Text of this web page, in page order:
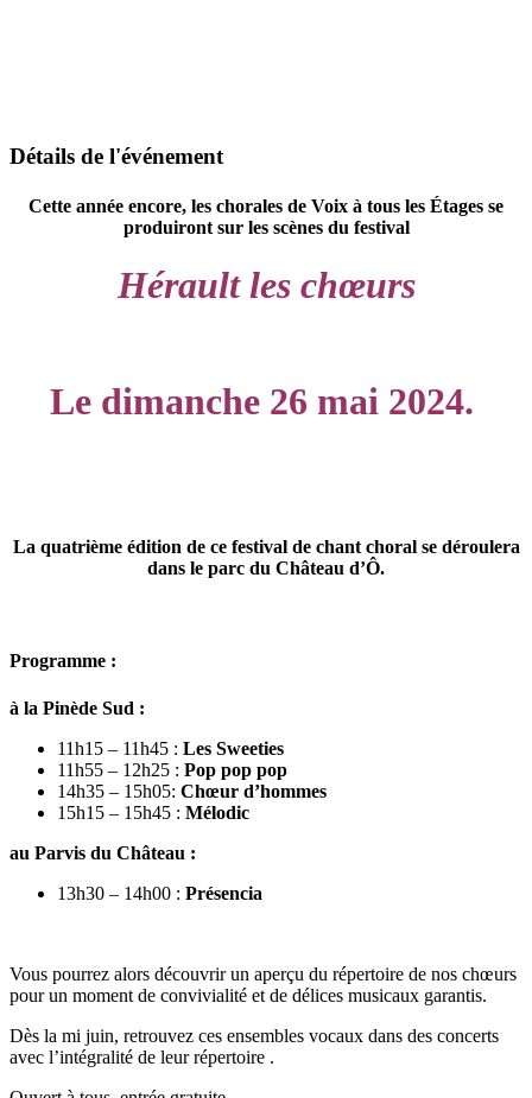
Détails de l'événement
Cette année encore, les chorales de Voix à tous les Étages se
produiront sur les scènes du festival
Hérault les chœurs
Le dimanche26 mai 2024.
La quatrième édition de ce festival de chant choral se déroulera
dans le parc du Château d’Ô.
Programme :
à la Pinède Sud :
11h15 – 11h45 : Les Sweeties
11h55 – 12h25 : Pop pop pop
14h35 – 15h05: Chœur d’hommes
15h15 – 15h45 : Mélodic
au Parvis du Château :
13h30 – 14h00 : Présencia
Vous pourrez alors découvrir un aperçu du répertoire de nos chœurs
pour un moment de convivialité et de délices musicaux garantis.
Dès la mi juin, retrouvez ces ensembles vocaux dans des concerts
avec l’intégralité de leur répertoire .